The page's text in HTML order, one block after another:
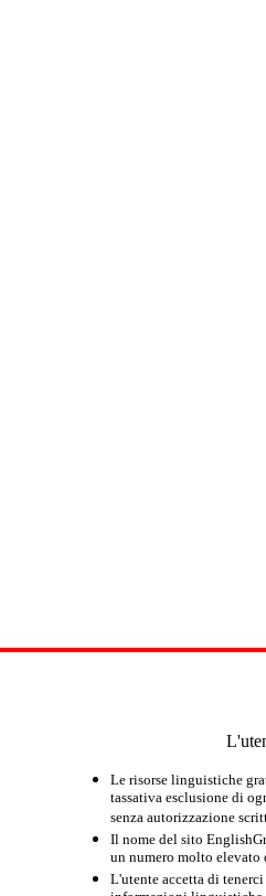
Le risorse linguistiche
tassativa esclusione di
senza autorizzazione
Il nome del sito
un numero molto elevato
L'utente accetta di